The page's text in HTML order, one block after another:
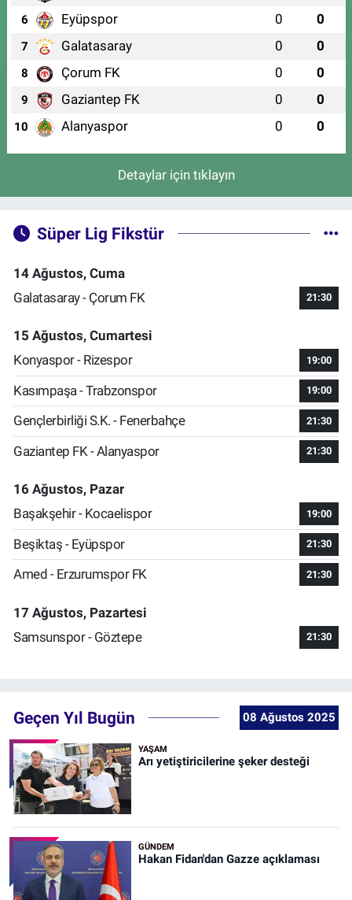
6 Eyüpspor 0 0
7 Galatasaray 0 0
8 Çorum FK 0 0
9 Gaziantep FK 0 0
10 Alanyaspor 0 0
Detaylar için tıklayın
Süper Lig Fikstür
14 Ağustos, Cuma
Galatasaray - Çorum FK
21:30
15 Ağustos, Cumartesi
Konyaspor - Rizespor
19:00
Kasımpaşa - Trabzonspor 19:00
Gençlerbirliği S.K. - Fenerbahçe 21:30
Gaziantep FK - Alanyaspor 21:30
16 Ağustos, Pazar
Başakşehir - Kocaelispor
19:00
Beşiktaş - Eyüpspor 21:30
Amed - Erzurumspor FK 21:30
17 Ağustos, Pazartesi
Samsunspor - Göztepe
21:30
Geçen Yıl Bugün 08 Ağustos 2025
YAŞAM
Arı yetiştiricilerine şeker desteği
GÜNDEM
Hakan Fidan'dan Gazze açıklaması